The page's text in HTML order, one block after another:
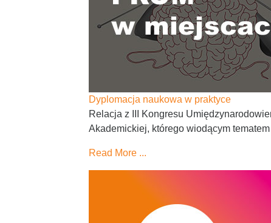
Dyplomacja naukowa w praktyce
Relacja z III Kongresu
Akademickiej, którego wiodącym
Read More ...